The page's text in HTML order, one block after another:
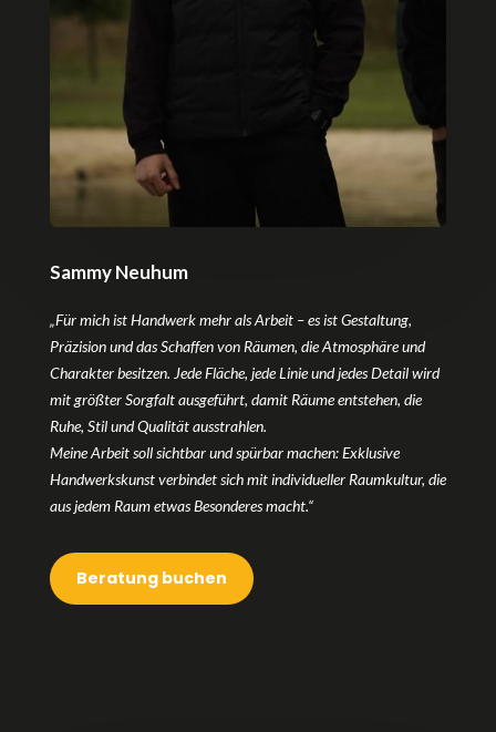
Sammy Neuhum
„Für mich ist Handwerk mehr als Arbeit – es ist Gestaltung,
Präzision und das Schaffen von Räumen, die Atmosphäre und
Charakter besitzen. Jede Fläche, jede Linie und jedes Detail wird
mit größter Sorgfalt ausgeführt, damit Räume entstehen, die
Ruhe, Stil und Qualität ausstrahlen.
Meine Arbeit soll sichtbar und spürbar machen: Exklusive
Handwerkskunst verbindet sich mit individueller Raumkultur, die
aus jedem Raum etwas Besonderes macht.“
Beratung buchen